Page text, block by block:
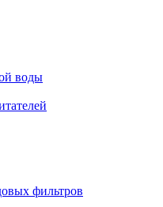
воды
фильтров